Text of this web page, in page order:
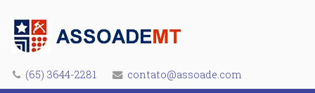
(65) 3644-2281 contato@assoade.com